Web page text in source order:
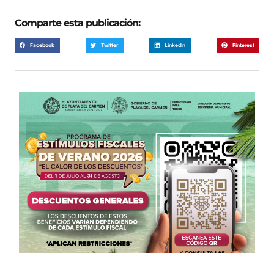
Comparte esta publicación:
Facebook Twitter LinkedIn Pinterest